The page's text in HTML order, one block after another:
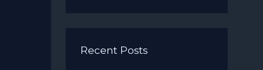
c
Recent Posts